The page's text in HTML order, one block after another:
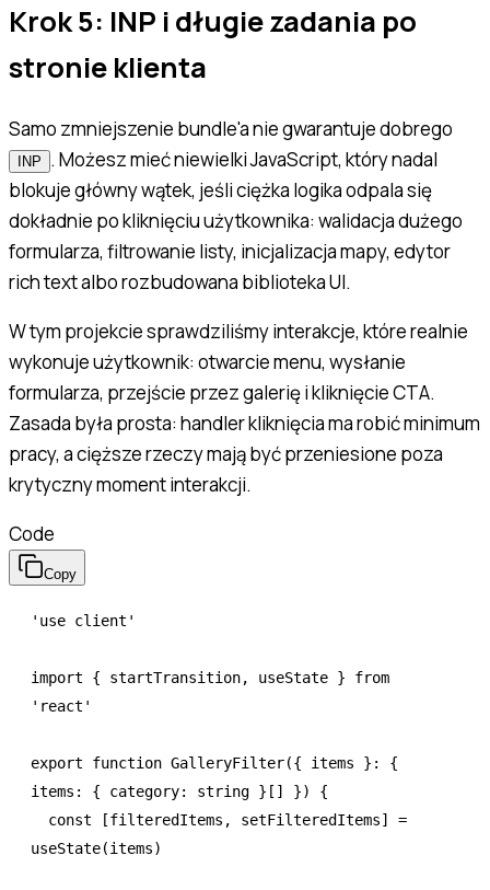
Krok 5: INP i długie zadania po
stronie klienta
Samo zmniejszenie bundle'a nie gwarantuje dobrego
INP
. Możesz mieć niewielki JavaScript, który nadal
blokuje główny wątek, jeśli ciężka logika odpala się
dokładnie po kliknięciu użytkownika: walidacja dużego
formularza, filtrowanie listy, inicjalizacja mapy, edytor
rich text albo rozbudowana biblioteka UI.
W tym projekcie sprawdziliśmy interakcje, które realnie
wykonuje użytkownik: otwarcie menu, wysłanie
formularza, przejście przez galerię i kliknięcie CTA.
Zasada była prosta: handler kliknięcia ma robić minimum
pracy, a cięższe rzeczy mają być przeniesione poza
krytyczny moment interakcji.
Code
Copy
'use client'
import { startTransition, useState } from
'react'
export function GalleryFilter({ items } :
{
items : { category: string }[] }) {
  const
[filteredItems , setFilteredItems] =
useState(items)